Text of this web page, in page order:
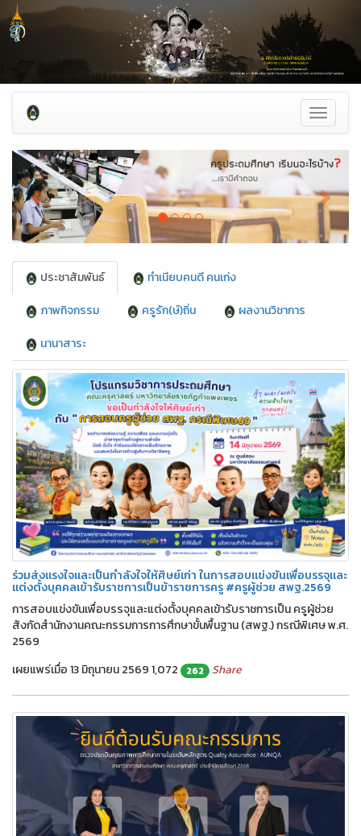
Toggle
Previous Next
ประชาสัมพันธ์
ทำเนียบคนดี คนเก่ง
ภาพกิจกรรม
ครูรัก(ษ์)ถิ่น
ผลงานวิชาการ
นานาสาระ
ร่วมส่งแรงใจและเป็นกำลังใจให้ศิษย์เก่า ในการสอบแข่งขันเพื่อบรรจุและ
แต่งตั้งบุคคลเข้ารับราชการเป็นข้าราชการครู #ครูผู้ช่วย สพฐ.2569
การสอบแข่งขันเพื่อบรรจุและแต่งตั้งบุคคลเข้ารับราชการเป็น ครูผู้ช่วย
สังกัดสำนักงานคณะกรรมการการศึกษาขั้นพื้นฐาน (สพฐ.) กรณีพิเศษ พ.ศ.
2569
เผยแพร่เมื่อ 13 มิถุนายน 25691,072 262 Share